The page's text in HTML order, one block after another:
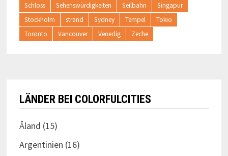
Schloss
Sehenswürdigkeiten Seilbahn
Singapur
Stockholm
strand Sydney Tempel
Tokio
Toronto
Vancouver Venedig Zeche
LÄNDER BEI COLORFULCITIES
Åland (15)
Argentinien (16)